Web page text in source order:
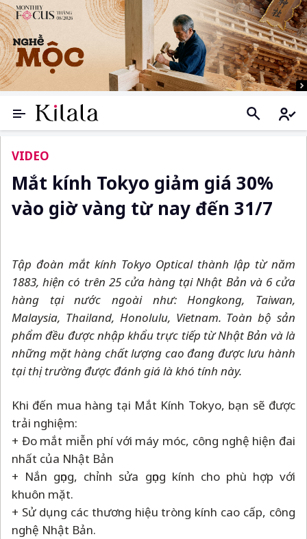
VIDEO
Mắt kính Tokyo giảm giá 30%
vào giờ vàng từ nay đến 31/7
Tập đoàn mắt kính Tokyo Optical thành lập từ năm
1883, hiện có trên 25 cửa hàng tại Nhật Bản và 6 cửa
hàng tại nước ngoài như: Hongkong, Taiwan,
Malaysia, Thailand, Honolulu, Vietnam. Toàn bộ sản
phẩm đều được nhập khẩu trực tiếp từ Nhật Bản và là
những mặt hàng chất lượng cao đang được lưu hành
tại thị trường được đánh giá là khó tính này.
Khi đến mua hàng tại Mắt Kính Tokyo, bạn sẽ được
trải nghiệm:
+ Đo mắt miễn phí với máy móc, công nghệ hiện đai
nhất của Nhật Bản
+ Nắn gọng, chỉnh sửa gọng kính cho phù hợp với
khuôn mặt.
+ Sử dụng các thương hiệu tròng kính cao cấp, công
nghệ Nhật Bản.